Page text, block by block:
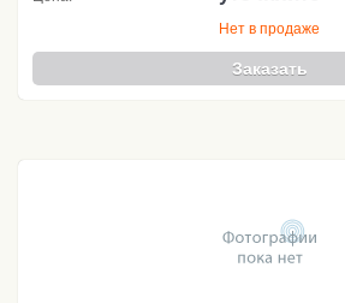
Нет в продаже
Заказать